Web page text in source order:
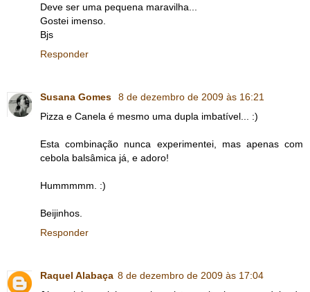
Deve ser uma pequena maravilha...
Gostei imenso.
Bjs
Responder
Susana Gomes
8 de dezembro de 2009 às 16:21
Pizza e Canela é mesmo uma dupla imbatível... :)
Esta combinação nunca experimentei, mas apenas com
cebola balsâmica já, e adoro!
Hummmmm. :)
Beijinhos.
Responder
Raquel Alabaça 8 de dezembro de 2009 às 17:04